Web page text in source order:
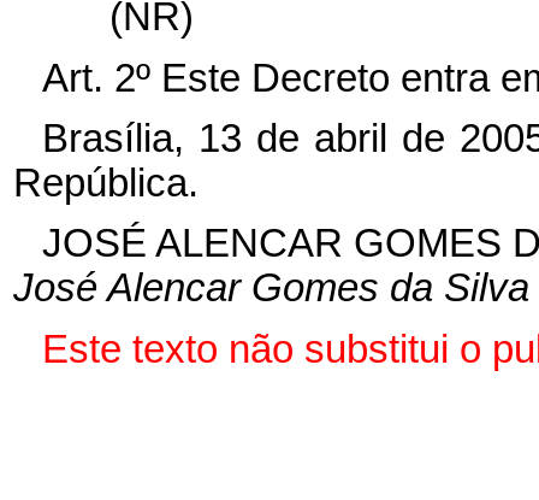
(NR)
Art. 2º Este Decreto entra
Brasília, 13 de abril de
República.
JOSÉ ALENCAR GOMES
José Alencar Gomes da Silva
Este texto não substitui o